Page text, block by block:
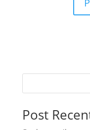
Post